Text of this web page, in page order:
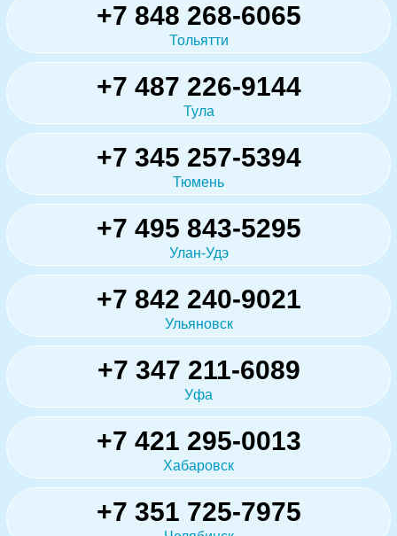
+7 848 268-6065
Тольятти
+7 487 226-9144
Тула
+7 345 257-5394
Тюмень
+7 495 843-5295
Улан-Удэ
+7 842 240-9021
Ульяновск
+7 347 211-6089
Уфа
+7 421 295-0013
Хабаровск
+7 351 725-7975